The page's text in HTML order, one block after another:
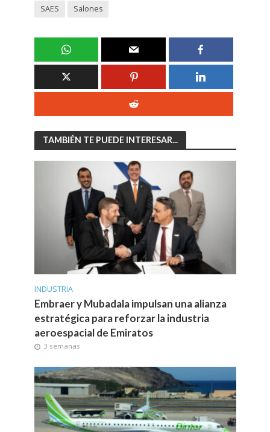
SAES Salones
TAMBIÉN TE PUEDE INTERESAR...
INDUSTRIA
Embraer y Mubadala impulsan una alianza
estratégica para reforzar la industria
aeroespacial de Emiratos
3 semanas